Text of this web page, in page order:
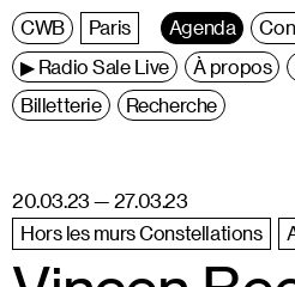
Centre
Wallonie
Bruxelles
Paris Agenda
▶ Radio Sale Live
À propos
Billetterie
Recherche
20.03.23 — 27.03.23
Hors les murs Constellations